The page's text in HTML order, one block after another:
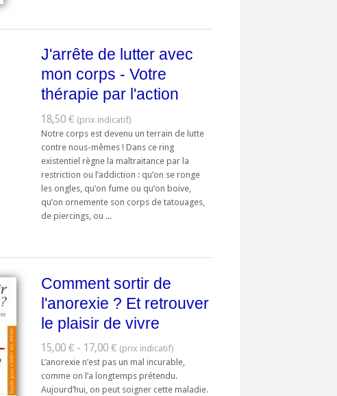
J'arrête de lutter avec
mon corps - Votre
thérapie par l'action
18,50 €
Notre corps est devenu un terrain de lutte
contre nous-mêmes ! Dans ce ring
existentiel règne la maltraitance par la
restriction ou l’addiction : qu’on se ronge
les ongles, qu’on fume ou qu’on boive,
qu’on ornemente son corps de tatouages,
de piercings, ou ...
Comment sortir de
l'anorexie ? Et retrouver
le plaisir de vivre
15,00 € - 17,00 €
L’anorexie n’est pas un mal incurable,
comme on l’a longtemps prétendu.
Aujourd’hui, on peut soigner cette maladie.